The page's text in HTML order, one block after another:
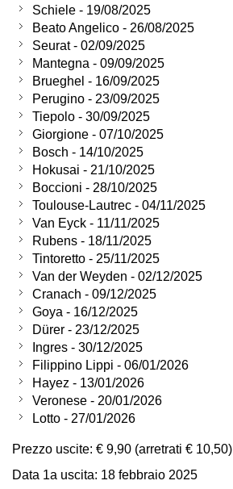
Schiele - 19/08/2025
Beato Angelico - 26/08/2025
Seurat - 02/09/2025
Mantegna - 09/09/2025
Brueghel - 16/09/2025
Perugino - 23/09/2025
Tiepolo - 30/09/2025
Giorgione - 07/10/2025
Bosch - 14/10/2025
Hokusai - 21/10/2025
Boccioni - 28/10/2025
Toulouse-Lautrec - 04/11/2025
Van Eyck - 11/11/2025
Rubens - 18/11/2025
Tintoretto - 25/11/2025
Van der Weyden - 02/12/2025
Cranach - 09/12/2025
Goya - 16/12/2025
Dürer - 23/12/2025
Ingres - 30/12/2025
Filippino Lippi - 06/01/2026
Hayez - 13/01/2026
Veronese - 20/01/2026
Lotto - 27/01/2026
Prezzo uscite: € 9,90 (arretrati € 10,50)
Data 1a uscita: 18 febbraio 2025